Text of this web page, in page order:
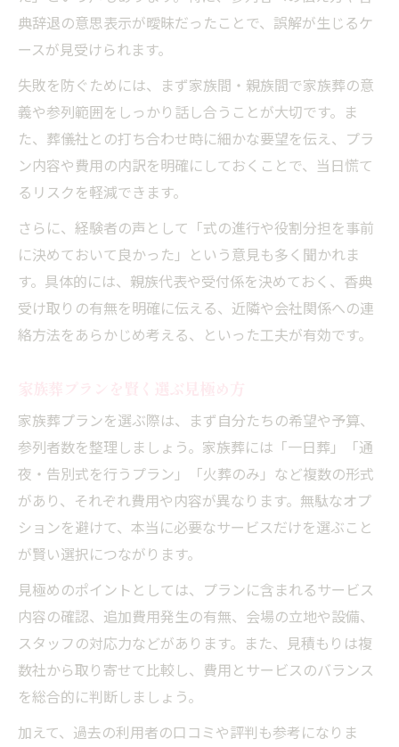
典辞退の意思表示が曖昧だったことで、誤解が生じるケ
ースが見受けられます。
失敗を防ぐためには、まず家族間・親族間で家族葬の意
義や参列範囲をしっかり話し合うことが大切です。ま
た、葬儀社との打ち合わせ時に細かな要望を伝え、プラ
ン内容や費用の内訳を明確にしておくことで、当日慌て
るリスクを軽減できます。
さらに、経験者の声として「式の進行や役割分担を事前
に決めておいて良かった」という意見も多く聞かれま
す。具体的には、親族代表や受付係を決めておく、香典
受け取りの有無を明確に伝える、近隣や会社関係への連
絡方法をあらかじめ考える、といった工夫が有効です。
家族葬プランを選ぶ際は、まず自分たちの希望や予算、
参列者数を整理しましょう。家族葬には「一日葬」「通
夜・告別式を行うプラン」「火葬のみ」など複数の形式
があり、それぞれ費用や内容が異なります。無駄なオプ
ションを避けて、本当に必要なサービスだけを選ぶこと
が賢い選択につながります。
見極めのポイントとしては、プランに含まれるサービス
内容の確認、追加費用発生の有無、会場の立地や設備、
スタッフの対応力などがあります。また、見積もりは複
数社から取り寄せて比較し、費用とサービスのバランス
を総合的に判断しましょう。
加えて、過去の利用者の口コミや評判も参考になりま